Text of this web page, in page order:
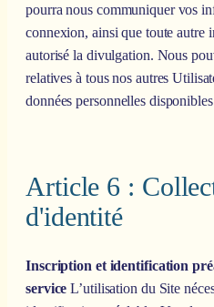
pourra nous communiquer vos
connexion, ainsi que toute autre
autorisé la divulgation. Nous
relatives à tous nos autres
données personnelles
Article 6 :
d'identité
Inscription et identification
service L’utilisation du Site